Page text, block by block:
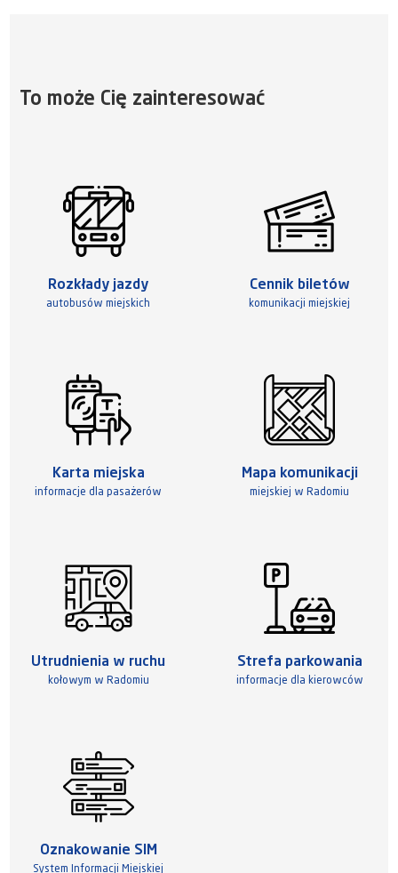
To może Cię zainteresować
Rozkłady jazdy
autobusów miejskich
Cennik biletów
komunikacji miejskiej
Karta miejska
informacje dla pasażerów
Mapa komunikacji
miejskiej w Radomiu
Utrudnienia w ruchu
kołowym w Radomiu
Strefa parkowania
informacje dla kierowców
Oznakowanie SIM
System Informacji Miejskiej